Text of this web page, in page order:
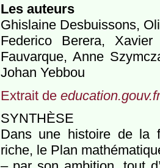
Les auteurs
Ghislaine Desbuissons,
Federico Berera,
Fauvarque, Anne
Johan Yebbou
Extrait de education.gouv.fr
SYNTHÈSE
Dans une histoire de la
riche, le Plan